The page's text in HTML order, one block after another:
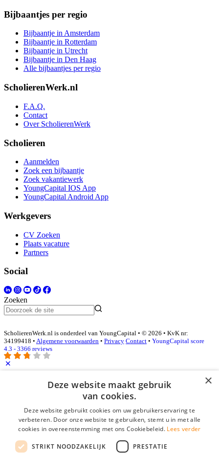
Bijbaantjes per regio
Bijbaantje in Amsterdam
Bijbaantje in Rotterdam
Bijbaantje in Utrecht
Bijbaantje in Den Haag
Alle bijbaantjes per regio
ScholierenWerk.nl
F.A.Q.
Contact
Over ScholierenWerk
Scholieren
Aanmelden
Zoek een bijbaantje
Zoek vakantiewerk
YoungCapital IOS App
YoungCapital Android App
Werkgevers
CV Zoeken
Plaats vacature
Partners
Social
Zoeken
ScholierenWerk.nl is onderdeel van YoungCapital • © 2026 • KvK nr:
34199418 • Algemene voorwaarden • Privacy Contact • YoungCapital score
4.3 - 3366 reviews
Inloggen als bedrijf
Wachtwoord
login gegevens onthouden
×
Deze website maakt gebruik
van cookies.
Deze website gebruikt cookies om uw gebruikerservaring te
verbeteren. Door onze website te gebruiken, stemt u in met alle
cookies in overeenstemming met ons Cookiebeleid. Lees verder
STRIKT NOODZAKELIJK PRESTATIE